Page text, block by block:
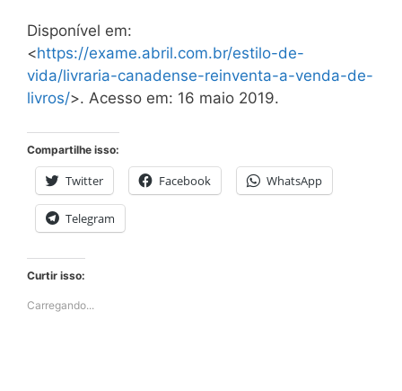
Disponível em:
<https://exame.abril.com.br/estilo-de-
vida/livraria-canadense-reinventa-a-venda-de-
livros/>. Acesso em: 16 maio 2019.
Compartilhe isso:
Twitter Facebook WhatsApp
Telegram
Curtir isso:
Carregando...